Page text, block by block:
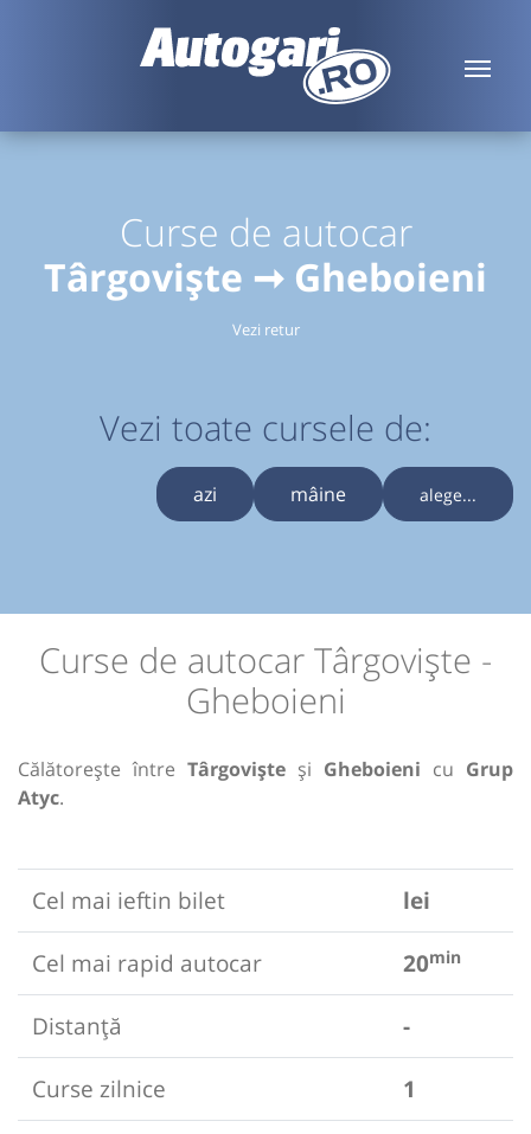
Curse de autocar
Târgoviște ➞ Gheboieni
Vezi retur
Vezi toate cursele de:
azi mâine alege...
Curse de autocar Târgoviște -
Gheboieni
Călătorește între Târgoviște și Gheboieni cu Grup
Atyc.
Cel mai ieftin bilet
lei
Cel mai rapid autocar
20min
Distanță
-
Curse zilnice
1